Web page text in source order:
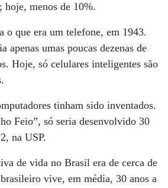
hoje, menos de 10%.
o que era um telefone, em 1943.
apenas umas poucas dezenas de
Hoje, só celulares inteligentes são
tinham sido inventados.
Feio”, só seria desenvolvido 30
na USP.
de vida no Brasil era de cerca de
vive, em média, 30 anos a